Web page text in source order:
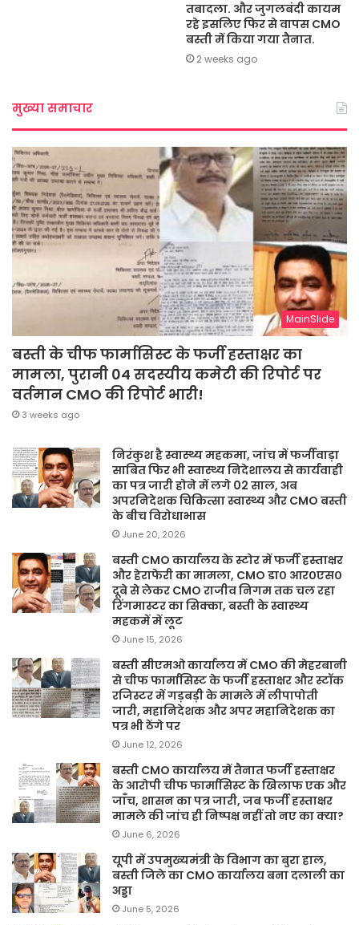
तबादला. और जुगलबंदी कायम
रहे इसलिए फिर से वापस CMO
बस्ती में किया गया तैनात.
2 weeks ago
मुख्या समाचार
MainSlide
बस्ती के चीफ फार्मासिस्ट के फर्जी हस्ताक्षर का
मामला, पुरानी 04 सदस्यीय कमेटी की रिपोर्ट पर
वर्तमान CMO की रिपोर्ट भारी!
3 weeks ago
निरंकुश है स्वास्थ्य महकमा, जांच में फर्जीवाड़ा
साबित फिर भी स्वास्थ्य निदेशालय से कार्यवाही
का पत्र जारी होने में लगे 02 साल, अब
अपरनिदेशक चिकित्सा स्वास्थ्य और CMO बस्ती
के बीच विरोधाभास
June 20, 2026
बस्ती CMO कार्यालय के स्टोर में फर्जी हस्ताक्षर
और हेराफेरी का मामला, CMO डा० आर०एस०
दूबे से लेकर CMO राजीव निगम तक चल रहा
रिंगमास्टर का सिक्का, बस्ती के स्वास्थ्य
महकमें में लूट
June 15, 2026
बस्ती सीएमओ कार्यालय में CMO की मेहरबानी
से चीफ फार्मासिस्ट के फर्जी हस्ताक्षर और स्टॉक
रजिस्टर में गड़बड़ी के मामले में लीपापोती
जारी, महानिदेशक और अपर महानिदेशक का
पत्र भी ठेंगे पर
June 12, 2026
बस्ती CMO कार्यालय में तैनात फर्जी हस्ताक्षर
के आरोपी चीफ फार्मासिस्ट के खिलाफ एक और
जाँच, शासन का पत्र जारी, जब फर्जी हस्ताक्षर
मामले की जांच ही निष्पक्ष नहीं तो नए का क्या?
June 6, 2026
यूपी में उपमुख्यमंत्री के विभाग का बुरा हाल,
बस्ती जिले का CMO कार्यालय बना दलाली का
अड्डा
June 5, 2026